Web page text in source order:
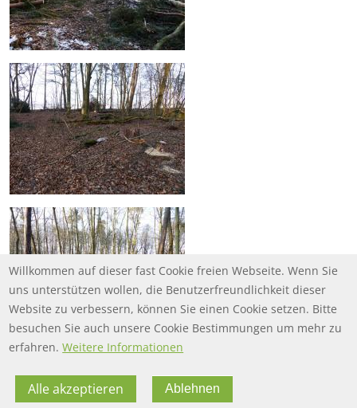
FOOTER MENU
FAQ FOOTER-DATENSCHUTZ
Datenschutz
Willkommen auf dieser fast Cookie freien Webseite. Wenn Sie
uns unterstützen wollen, die Benutzerfreundlichkeit dieser
Website zu verbessern, können Sie einen Cookie setzen. Bitte
besuchen Sie auch unsere Cookie Bestimmungen um mehr zu
erfahren. Weitere Informationen
Alle akzeptieren Ablehnen